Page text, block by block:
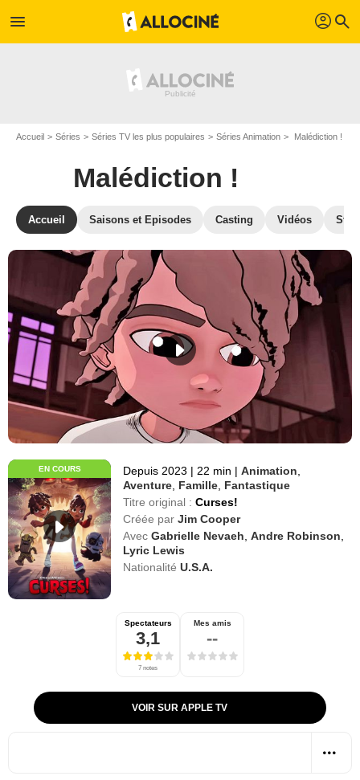
menu profil search
Accueil Séries Séries TV les plus populaires Séries Animation Malédiction !
Malédiction !
Accueil Saisons et Episodes Casting Vidéos
EN COURS Depuis 2023 | 22 min | Animation
Aventure Famille Fantastique
Titre original : Curses!
Créée par Jim Cooper
Avec Gabrielle Nevaeh ,Andre Robinson
Lyric Lewis
Nationalité U.S.A.
Spectateurs
3,1
7 notes
Mes amis
--
VOIR SUR APPLE TV